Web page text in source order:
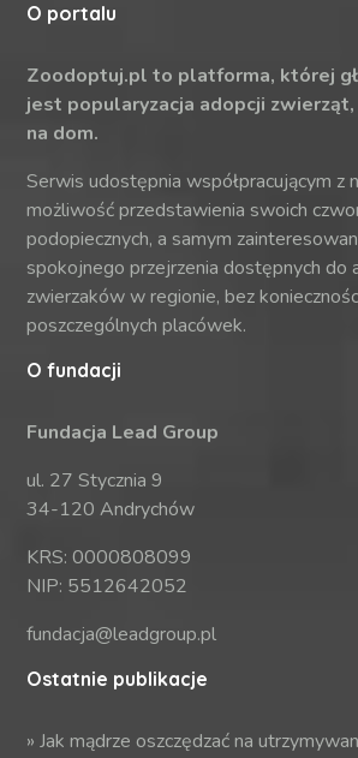
O portalu
Zoodoptuj.pl to platforma, której
jest popularyzacja adopcji
na dom.
Serwis udostępnia współpracującym z
możliwość przedstawienia swoich
podopiecznych, a samym
spokojnego przejrzenia dostępnych do
zwierzaków w regionie, bez
poszczególnych placówek.
O fundacji
Fundacja Lead Group
ul. 27 Stycznia 9
34-120 Andrychów
KRS: 0000808099
NIP: 5512642052
fundacja@leadgroup.pl
Ostatnie publikacje
»Jak mądrze oszczędzać na